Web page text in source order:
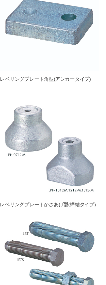
レベリングプレート角型(アンカータイプ)
レベリングプレートかさあげ型(締結タイプ)